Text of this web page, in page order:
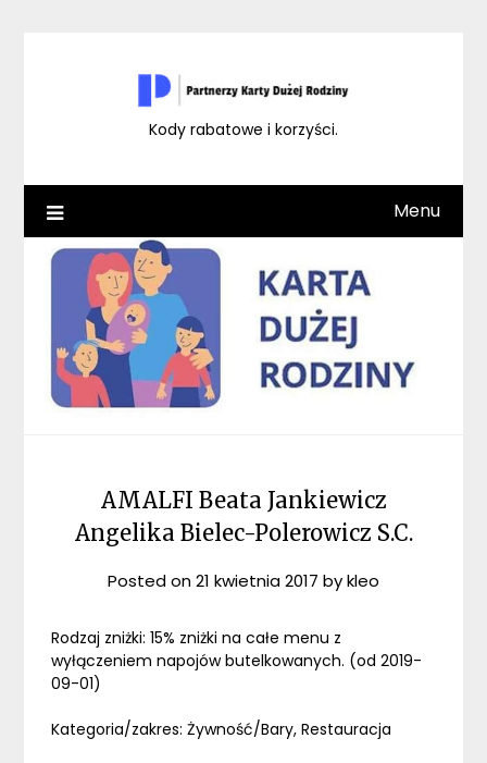
Kody rabatowe i korzyści.
Menu
AMALFI Beata Jankiewicz
Angelika Bielec-Polerowicz S.C.
Posted on21 kwietnia 2017 bykleo
Rodzaj zniżki: 15% zniżki na całe menu z
wyłączeniem napojów butelkowanych. (od 2019-
09-01)
Kategoria/zakres: Żywność/Bary, Restauracja